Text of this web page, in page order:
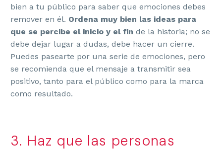
bien a tu público para saber que emociones debes
remover en él. Ordena muy bien las ideas para
que se percibe el inicio y el fin de la historia; no se
debe dejar lugar a dudas, debe hacer un cierre.
Puedes pasearte por una serie de emociones, pero
se recomienda que el mensaje a transmitir sea
positivo, tanto para el público como para la marca
como resultado.
3. Haz que las personas